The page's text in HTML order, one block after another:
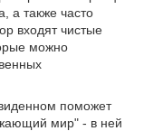
а также часто
входят чистые
можно
поможет
мир" - в ней